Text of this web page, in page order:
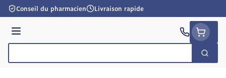
Aller au contenu
Conseil du pharmacien Livraison rapide
Menu